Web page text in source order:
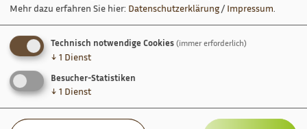
Mehr dazu erfahren Sie hier: Datenschutzerklärung/ Impressum
Technisch notwendige Cookies (immer erforderlich)
↓ 1 Dienst
Besucher-Statistiken
↓ 1 Dienst